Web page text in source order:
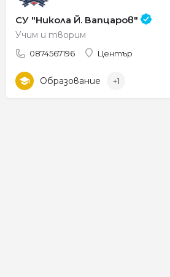
СУ "Никола Й. Вапцаров"
Учим и творим
0874567196 Център
Образование +1